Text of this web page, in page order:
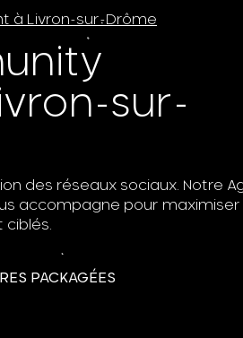
à Livron-sur-Drôme
sur-
des réseaux sociaux. Notre
accompagne pour maximiser
PACKAGÉES